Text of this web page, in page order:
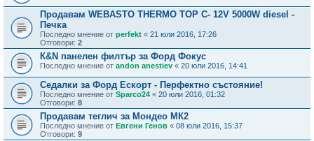
Продавам WEBASTO THERMO TOP C- 12V 5000W diesel -
Печка
Последно мнение от perfekt « 21 юли 2016, 17:26
Отговори: 2
К&N панелен филтър за Форд Фокус
Последно мнение от andon anestiev « 20 юли 2016, 14:41
Седалки за Форд Ескорт - Перфектно състояние!
Последно мнение от Sparco24 « 20 юли 2016, 01:32
Отговори: 8
Продавам теглич за Мондео МК2
Последно мнение от Евгени Генов « 08 юли 2016, 15:37
Отговори: 9